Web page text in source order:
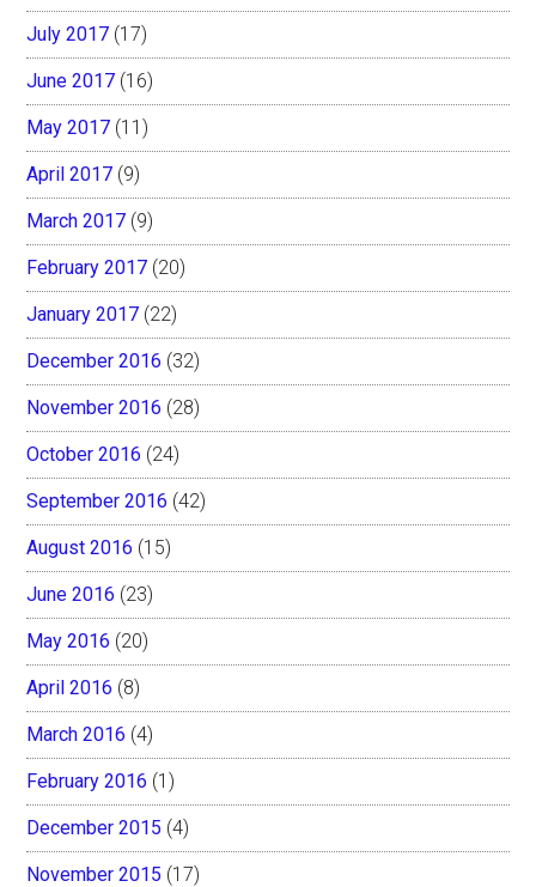
July 2017 (17)
June 2017 (16)
May 2017 (11)
April 2017 (9)
March 2017 (9)
February 2017 (20)
January 2017 (22)
December 2016 (32)
November 2016 (28)
October 2016 (24)
September 2016 (42)
August 2016 (15)
June 2016 (23)
May 2016 (20)
April 2016 (8)
March 2016 (4)
February 2016 (1)
December 2015 (4)
November 2015 (17)